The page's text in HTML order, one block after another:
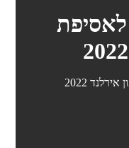
לאסיפת
2022